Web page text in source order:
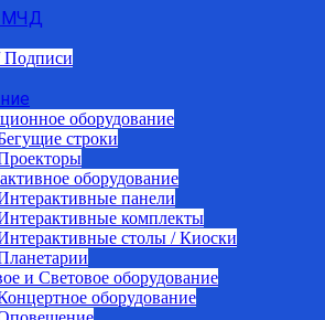
МЧД
оборудование
строки
оборудование
панели
комплекты
столы / Киоски
и Световое оборудование
оборудование